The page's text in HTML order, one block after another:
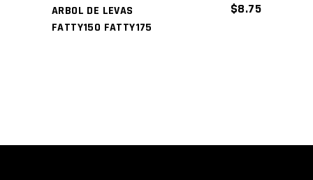
ARBOL DE LEVAS
FATTY150 FATTY175
$8.75